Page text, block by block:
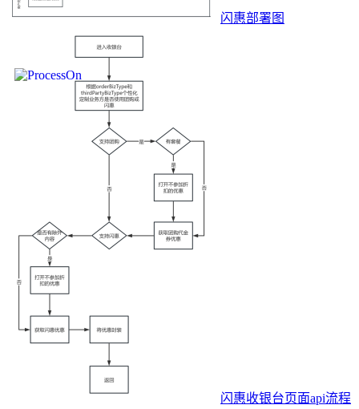
闪惠部署图
闪惠收银台页面api流程